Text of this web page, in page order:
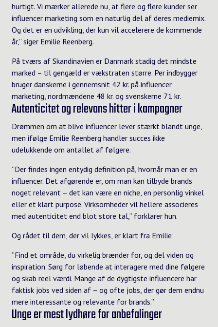
hurtigt. Vi mærker allerede nu, at flere og flere kunder ser
influencer marketing som en naturlig del af deres mediemix.
Og det er en udvikling, der kun vil accelerere de kommende
år,” siger Emilie Reenberg.
På tværs af Skandinavien er Danmark stadig det mindste
marked – til gengæld er vækstraten større. Per indbygger
bruger danskerne i gennemsnit 42 kr. på influencer
marketing, nordmændene 48 kr. og svenskerne 71 kr.
Autenticitet og relevans hitter i kampagner
Drømmen om at blive influencer lever stærkt blandt unge,
men ifølge Emilie Reenberg handler succes ikke
udelukkende om antallet af følgere.
”Der findes ingen entydig definition på, hvornår man er en
influencer. Det afgørende er, om man kan tilbyde brands
noget relevant – det kan være en niche, en personlig vinkel
eller et klart purpose. Virksomheder vil hellere associeres
med autenticitet end blot store tal,” forklarer hun.
Og rådet til dem, der vil lykkes, er klart fra Emilie:
”Find et område, du virkelig brænder for, og del viden og
inspiration. Sørg for løbende at interagere med dine følgere
og skab reel værdi. Mange af de dygtigste influencere har
faktisk jobs ved siden af – og ofte jobs, der gør dem endnu
mere interessante og relevante for brands.”
Unge er mest lydhøre for anbefalinger